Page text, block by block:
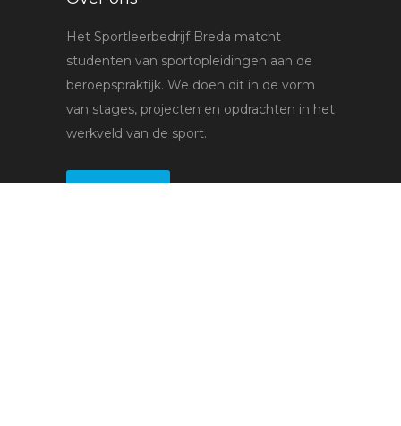
Het Sportleerbedrijf Breda matcht
studenten van sportopleidingen aan de
beroepspraktijk. We doen dit in de vorm
van stages, projecten en opdrachten in het
werkveld van de sport.